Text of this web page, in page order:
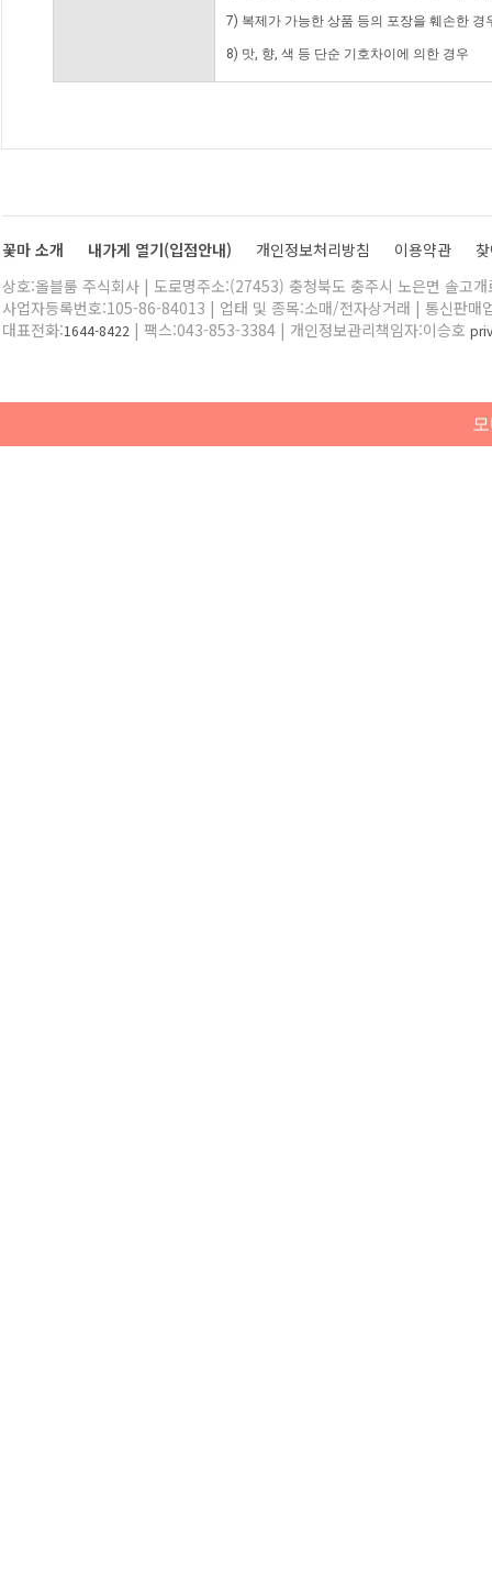
7) 복제가 가능한 상품 등의 포장을 훼손한 경
8) 맛, 향, 색 등 단순 기호차이에 의한 경우
꽃마 소개 내가게 열기(입점안내) 개인정보처리방침 이용약관
상호:올블룸 주식회사 | 도로명주소:(27453) 충청북도 충주시 노은면 솔고
사업자등록번호:105-86-84013 | 업태 및 종목:소매/전자상거래 | 통신판매
대표전화:1644-8422 | 팩스:043-853-3384 | 개인정보관리책임자:이승호